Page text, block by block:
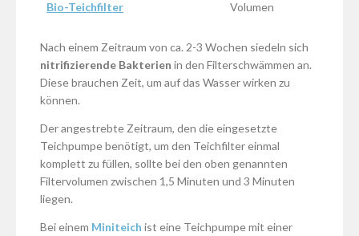
Bio-Teichfilter
Volumen
Nach einem Zeitraum von ca. 2-3 Wochen siedeln sich
nitrifizierende Bakterien in den Filterschwämmen an.
Diese brauchen Zeit, um auf das Wasser wirken zu
können.
Der angestrebte Zeitraum, den die eingesetzte
Teichpumpe benötigt, um den Teichfilter einmal
komplett zu füllen, sollte bei den oben genannten
Filtervolumen zwischen 1,5 Minuten und 3 Minuten
liegen.
Bei einem Miniteich ist eine Teichpumpe mit einer